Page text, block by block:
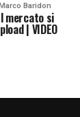
Baridon
mercato si
| VIDEO